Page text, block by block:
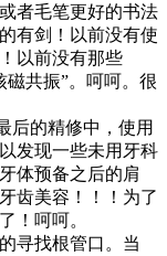
者毛笔更好的书法
有剑！以前没有使
以前没有那些
共振”。呵呵。很
后的精修中，使用
发现一些未用牙科
体预备之后的肩
齿美容！！！为了
！呵呵。
寻找根管口。当